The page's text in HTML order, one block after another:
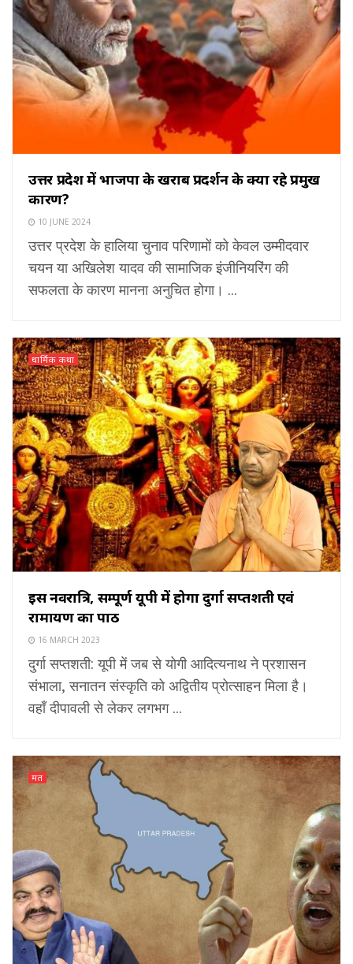
उत्तर प्रदेश में भाजपा के खराब प्रदर्शन के क्या रहे प्रमुख
कारण?
10 JUNE 2024
उत्तर प्रदेश के हालिया चुनाव परिणामों को केवल उम्मीदवार
चयन या अखिलेश यादव की सामाजिक इंजीनियरिंग की
सफलता के कारण मानना अनुचित होगा। ...
धार्मिक कथा
इस नवरात्रि, सम्पूर्ण यूपी में होगा दुर्गा सप्तशती एवं
रामायण का पाठ
16 MARCH 2023
दुर्गा सप्तशती: यूपी में जब से योगी आदित्यनाथ ने प्रशासन
संभाला, सनातन संस्कृति को अद्वितीय प्रोत्साहन मिला है।
वहाँ दीपावली से लेकर लगभग ...
मत